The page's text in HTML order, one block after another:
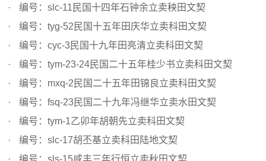
编号：slc-11民国十四年石钟余立卖秧田文契
编号：tyg-52民国十五年田庆华立卖科田文契
编号：cyc-3民国十九年田亮清立卖科田文契
编号：tym-23-24民国二十五年桂少书立卖科田文契
编号：mxq-2民国二十五年田锦良立卖科田文契
编号：fsq-23民国二十九年冯继华立卖水田文契
编号：tym-1乙卯年胡朝先立卖科田文契
编号：slc-17胡丕基立卖科田陆地文契